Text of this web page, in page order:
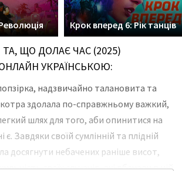
Крок вперед 6: Рік танців
ТА, ЩО ДОЛАЄ ЧАС (2025)
УКРАЇНСЬКОЮ:
надзвичайно талановита та
котра здолала по-справжньому важкий,
шлях для того, аби опинитися на
є. Завдяки своїй сумлінній та плідній
досягнути небачених раніше висот,
своїх слухачів, які вбачали в ній